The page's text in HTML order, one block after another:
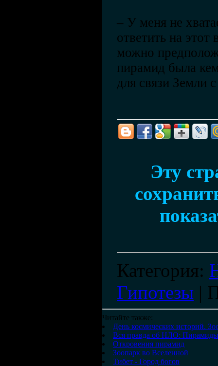
– У меня не
ответить на
можно
пирамид была
для связи Земли
Эту
Категория:
Гипотезы |
Читайте также:
День космических историй.
Вся правда об НЛО:
Откровения пирамид
Зоопарк во Вселенной
Тибет - Город богов